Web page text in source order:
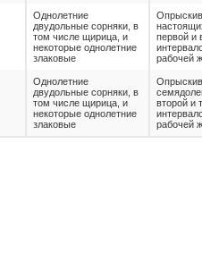
Однолетние
двудольные сорняки, в
том числе щирица, и
некоторые однолетние
злаковые
первой и
рабочей
Однолетние
двудольные сорняки, в
том числе щирица, и
некоторые однолетние
злаковые
второй и
рабочей